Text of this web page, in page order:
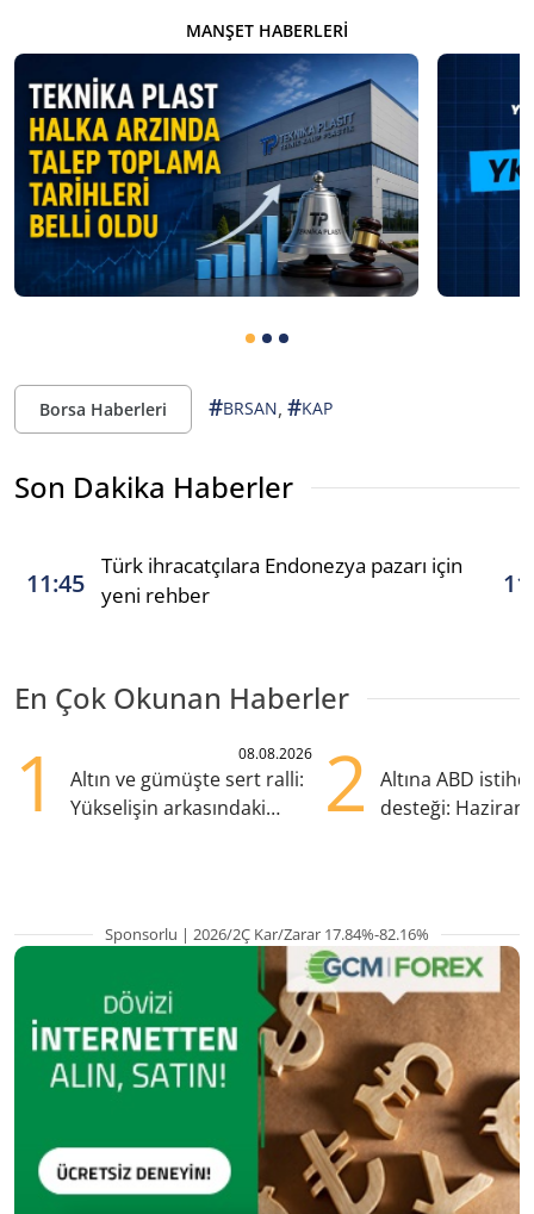
MANŞET HABERLERI
Borsa Haberleri #BRSAN, #KAP
Son Dakika Haberler
11:45
Türk ihracatçılara Endonezya pazarı için
yeni rehber
En Çok Okunan Haberler
1 08.08.2026
Altın ve gümüşte sert ralli:
Yükselişin arkasındaki
2
Altına ABD
desteği:
Sponsorlu | 2026/2Ç Kar/Zarar 17.84%-82.16%